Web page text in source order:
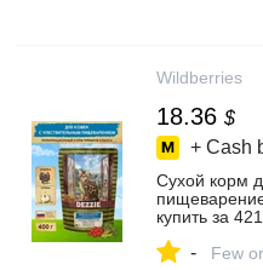
Wildberries
18.36 $
+ Cash
Сухой корм
купить за
- Few